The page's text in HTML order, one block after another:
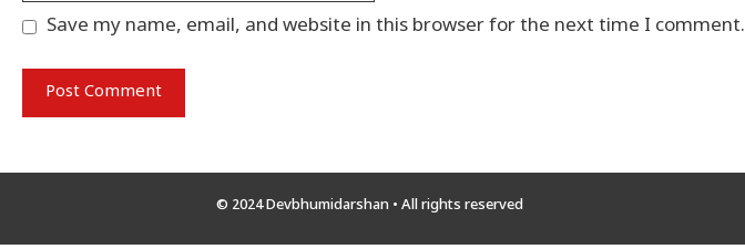
Save my name, email, and website in this browser for the next time I comment.
© 2024 Devbhumidarshan • All rights reserved